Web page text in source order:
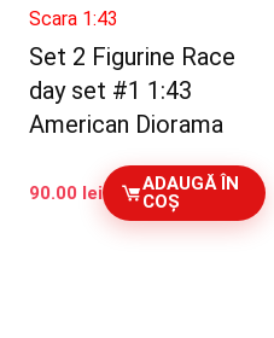
Scara 1:43
Set 2 Figurine Race
day set #1 1:43
American Diorama
90.00 lei
ADAUGĂ ÎN
COȘ